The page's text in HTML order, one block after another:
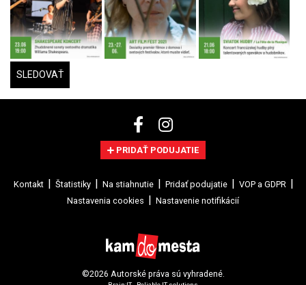
SLEDOVAŤ
PRIDAŤ PODUJATIE
Kontakt Štatistiky Na stiahnutie Pridať podujatie
VOP a GDPR
Nastavenia cookies
Nastavenie notifikácií
©2026 Autorské práva sú vyhradené.